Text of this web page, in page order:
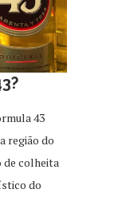
?
43
região do
de colheita
do